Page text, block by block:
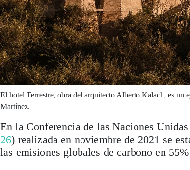
El hotel Terrestre, obra del arquitecto Alberto Kalach, es un
Martínez.
En la Conferencia de las Naciones
26) realizada en noviembre de 2021 se
las emisiones globales de carbono en